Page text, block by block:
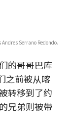
Serrano Redondo.
的哥哥巴库
之前被从喀
转移到了约
兄弟则被带